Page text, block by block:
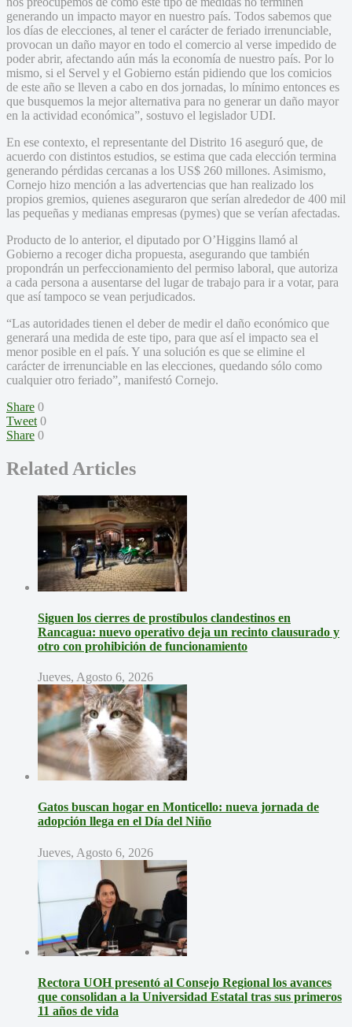
generando un impacto mayor en nuestro país. Todos sabemos que
los días de elecciones, al tener el carácter de feriado irrenunciable,
provocan un daño mayor en todo el comercio al verse impedido de
poder abrir, afectando aún más la economía de nuestro país. Por lo
mismo, si el Servel y el Gobierno están pidiendo que los comicios
de este año se lleven a cabo en dos jornadas, lo mínimo entonces es
que busquemos la mejor alternativa para no generar un daño mayor
en la actividad económica”, sostuvo el legislador UDI.
En ese contexto, el representante del Distrito 16 aseguró que, de
acuerdo con distintos estudios, se estima que cada elección termina
generando pérdidas cercanas a los US$ 260 millones. Asimismo,
Cornejo hizo mención a las advertencias que han realizado los
propios gremios, quienes aseguraron que serían alrededor de 400 mil
las pequeñas y medianas empresas (pymes) que se verían afectadas.
Producto de lo anterior, el diputado por O’Higgins llamó al
Gobierno a recoger dicha propuesta, asegurando que también
propondrán un perfeccionamiento del permiso laboral, que autoriza
a cada persona a ausentarse del lugar de trabajo para ir a votar, para
que así tampoco se vean perjudicados.
“Las autoridades tienen el deber de medir el daño económico que
generará una medida de este tipo, para que así el impacto sea el
menor posible en el país. Y una solución es que se elimine el
carácter de irrenunciable en las elecciones, quedando sólo como
cualquier otro feriado”, manifestó Cornejo.
Share 0
Tweet 0
Share 0
Related Articles
Siguen los cierres de prostíbulos clandestinos en
Rancagua: nuevo operativo deja un recinto clausurado y
otro con prohibición de funcionamiento
Jueves, Agosto 6, 2026
Gatos buscan hogar en Monticello: nueva jornada de
adopción llega en el Día del Niño
Jueves, Agosto 6, 2026
Rectora UOH presentó al Consejo Regional los avances
que consolidan a la Universidad Estatal tras sus primeros
11 años de vida